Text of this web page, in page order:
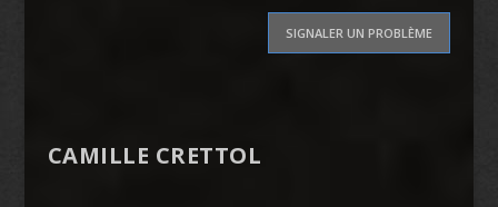
SIGNALER UN PROBLÈME
CAMILLE CRETTOL